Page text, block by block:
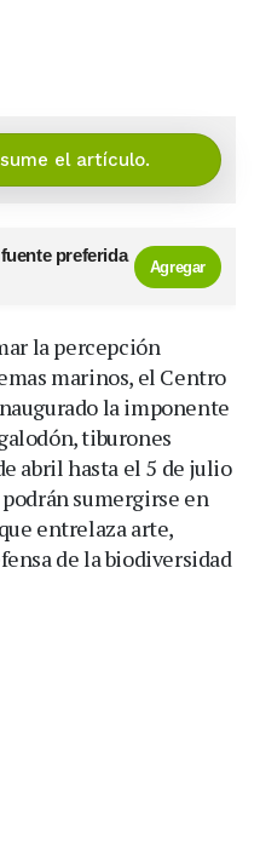
el artículo.
preferida
Agregar
la percepción
marinos, el Centro
la imponente
tiburones
abril hasta el 5 de julio
sumergirse en
entrelaza arte,
de la biodiversidad